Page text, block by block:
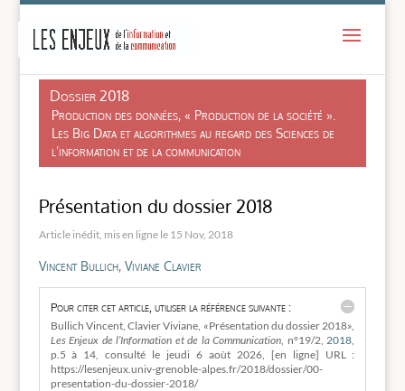
Dossier 2018
Production des données, « Production de la société ».
Les Big Data et algorithmes au regard des Sciences de
l’information et de la communication
Présentation du dossier 2018
15 Nov, 2018
Vincent Bullich, Viviane Clavier
Pour citer cet article, utiliser la référence suivante :
Bullich Vincent, Clavier Viviane, «Présentation du dossier 2018»,
Les Enjeux de l’Information et de la Communication , n°19/2, 2018
p.5 à 14, consulté le jeudi 6 aoùt 2026, [en ligne] URL :
https://lesenjeux.univ-grenoble-alpes.fr/2018/dossier/00-
presentation-du-dossier-2018/